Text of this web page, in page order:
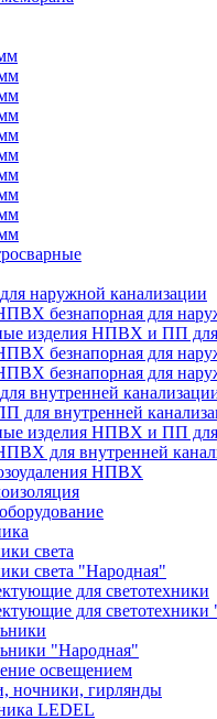
наружной канализации
безнапорная для
изделия НПВХ и ПП для
безнапорная для
безнапорная для
внутренней
для внутренней
изделия НПВХ и ПП для
для внутренней
НПВХ
света
света "Народная"
для светотехники
для светотехники
"Народная"
освещением
ночники, гирлянды
LEDEL